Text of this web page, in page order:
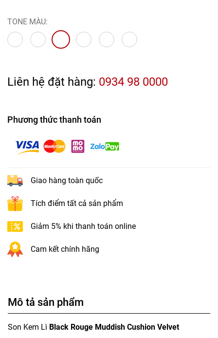
TONE MÀU:
Liên hệ đặt hàng: 0934 98 0000
Phương thức thanh toán
Giao hàng toàn quốc
Tích điểm tất cả sản phẩm
Giảm 5% khi thanh toán online
Cam kết chính hãng
Mô tả sản phẩm
Son Kem Lì Black Rouge Muddish Cushion Velvet